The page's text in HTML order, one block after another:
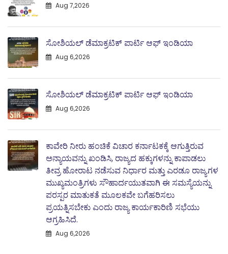
Aug 7,2026
ಸೋಶಿಯಲ್ ಡೆಮಾಕ್ರಟಿಕ್ ಪಾರ್ಟಿ ಆಫ್ ಇಂಡಿಯಾ
Aug 6,2026
ಸೋಶಿಯಲ್ ಡೆಮಾಕ್ರಟಿಕ್ ಪಾರ್ಟಿ ಆಫ್ ಇಂಡಿಯಾ
Aug 6,2026
ಕಾವೇರಿ ನೀರು ಹಂಚಿಕೆ ವಿಚಾರ ಕರ್ನಾಟಕಕ್ಕೆ ಆಗುತ್ತಿರುವ
ಅನ್ಯಾಯವನ್ನು ಖಂಡಿಸಿ, ರಾಜ್ಯದ ಹಕ್ಕುಗಳನ್ನು ಕಾಪಾಡಲು
ತೀವ್ರ ಹೋರಾಟ ನಡೆಸುವ ನಿರ್ಧಾರ ಮತ್ತು ಎರಡೂ ರಾಜ್ಯಗಳ
ಮುಖ್ಯಮಂತ್ರಿಗಳು ಸೌಹಾರ್ದಯುತವಾಗಿ ಈ ಸಮಸ್ಯೆಯನ್ನು
ಪರಸ್ಪರ ಮಾತುಕತೆ ಮೂಲಕವೇ ಬಗೆಹರಿಸಲು
ಪ್ರಯತ್ನಿಸಬೇಕು ಎಂದು ರಾಜ್ಯ ಕಾರ್ಯಕಾರಿಣಿ ಸಭೆಯು
ಆಗ್ರಹಿಸಿದೆ.
Aug 6,2026